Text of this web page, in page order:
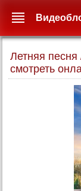
Летняя
смотреть